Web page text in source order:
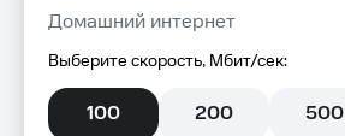
Домашний интернет
Выберите скорость, Мбит/сек:
100 200 500